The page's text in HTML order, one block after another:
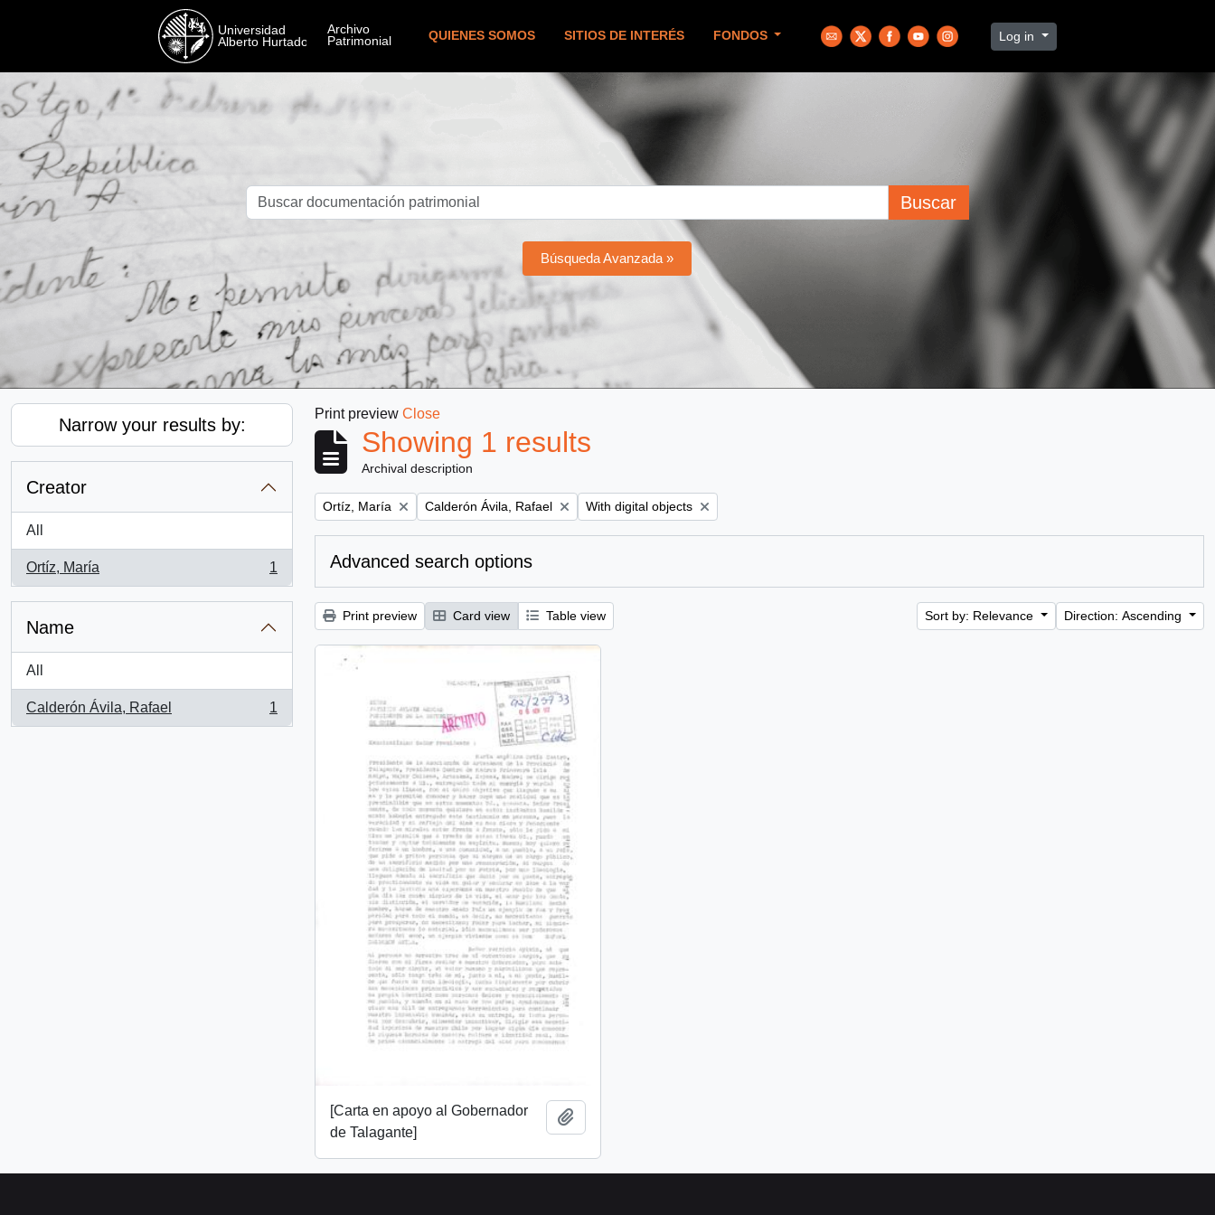
QUIENES SOMOS SITIOS DE INTERÉS FONDOS Log in
Buscar
Búsqueda Avanzada »
Narrow your results by:
Creator
All
Ortíz, María
, 1 results
1
Name
All
Calderón Ávila, Rafael
, 1 results
1
Print preview Close
Showing 1 results
Archival description
Remove filter:
Ortíz, María Remove filter:
Calderón Ávila, Rafael Remove filter:
With digital objects
Advanced search options
Print preview Card view Table view Sort by: Relevance Direction: Ascending
[Carta en apoyo al Gobernador
de Talagante]